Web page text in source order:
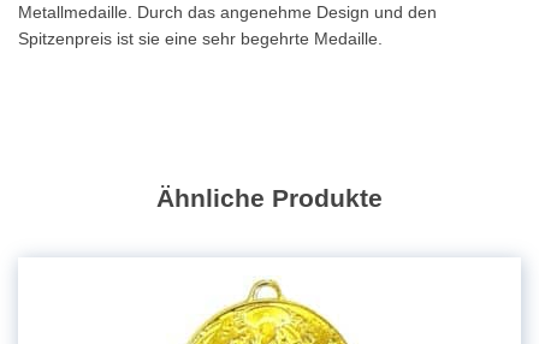
Metallmedaille. Durch das angenehme Design und den
Spitzenpreis ist sie eine sehr begehrte Medaille.
Ähnliche Produkte